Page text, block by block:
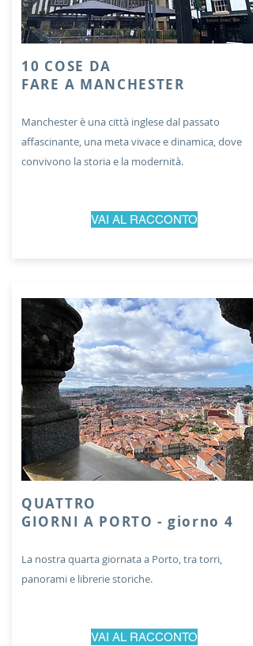
10 COSE DA
FARE A MANCHESTER
Manchester è una città inglese dal passato
affascinante, una meta vivace e dinamica, dove
convivono la storia e la modernità.
VAI AL RACCONTO
QUATTRO
GIORNI A PORTO - giorno 4
La nostra quarta giornata a Porto, tra torri,
panorami e librerie storiche.
VAI AL RACCONTO